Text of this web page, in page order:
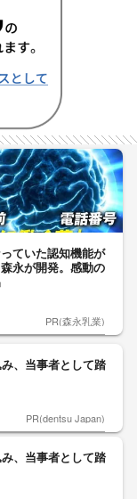
っていた認知機能が
永が開発。感動の
PR(森永乳業)
、当事者として踏
PR(dentsu Japan)
、当事者として踏